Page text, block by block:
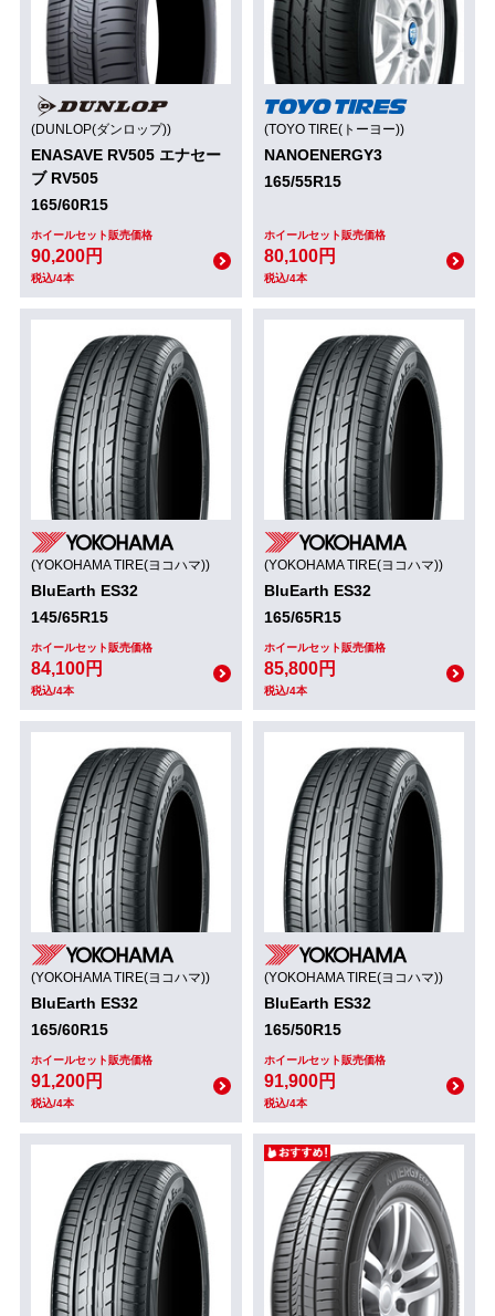
(DUNLOP(ダンロップ))
ENASAVE RV505 エナセー
ブ RV505
165/60R15
ホイールセット販売価格
90,200円
税込/4本
(TOYO TIRE(トーヨー))
NANOENERGY3
165/55R15
ホイールセット販売価格
80,100円
税込/4本
(YOKOHAMA TIRE(ヨコハマ))
BluEarth ES32
145/65R15
ホイールセット販売価格
84,100円
税込/4本
(YOKOHAMA TIRE(ヨコハマ))
BluEarth ES32
165/65R15
ホイールセット販売価格
85,800円
税込/4本
(YOKOHAMA TIRE(ヨコハマ))
BluEarth ES32
165/60R15
ホイールセット販売価格
91,200円
税込/4本
(YOKOHAMA TIRE(ヨコハマ))
BluEarth ES32
165/50R15
ホイールセット販売価格
91,900円
税込/4本